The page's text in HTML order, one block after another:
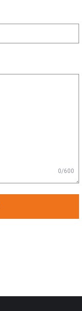
0/600